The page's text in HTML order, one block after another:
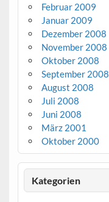
Februar 2009
Januar 2009
Dezember 2008
November 2008
Oktober 2008
September 2008
August 2008
Juli 2008
Juni 2008
März 2001
Oktober 2000
Kategorien